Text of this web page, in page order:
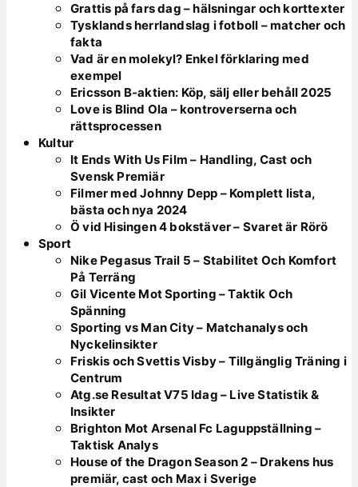
Grattis på fars dag – hälsningar och korttexter
Tysklands herrlandslag i fotboll – matcher och
fakta
Vad är en molekyl? Enkel förklaring med
exempel
Ericsson B-aktien: Köp, sälj eller behåll 2025
Love is Blind Ola – kontroverserna och
rättsprocessen
Kultur
It Ends With Us Film – Handling, Cast och
Svensk Premiär
Filmer med Johnny Depp – Komplett lista,
bästa och nya 2024
Ö vid Hisingen 4 bokstäver – Svaret är Rörö
Sport
Nike Pegasus Trail 5 – Stabilitet Och Komfort
På Terräng
Gil Vicente Mot Sporting – Taktik Och
Spänning
Sporting vs Man City – Matchanalys och
Nyckelinsikter
Friskis och Svettis Visby – Tillgänglig Träning i
Centrum
Atg.se Resultat V75 Idag – Live Statistik &
Insikter
Brighton Mot Arsenal Fc Laguppställning –
Taktisk Analys
House of the Dragon Season 2 – Drakens hus
premiär, cast och Max i Sverige